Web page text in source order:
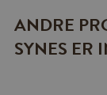
ANDRE
SYNES ER